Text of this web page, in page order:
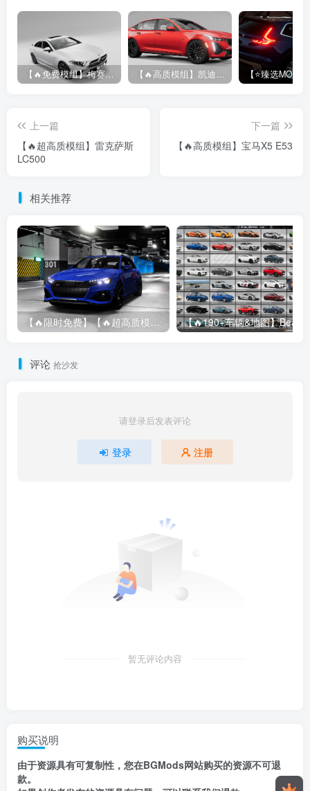
【🔥免费模组】梅赛德斯-奔驰CLS53 [免费] 【🔥高质模组】凯迪拉克 CT5 2020
上一篇
【🔥超高质模组】雷克萨斯
LC500
下一篇
【🔥高质模组】宝马X5 E53
相关推荐
【🔥限时免费】【🔥超高质模组】2022 奥迪 A4/S4/RS4 Avant 2.61
评论 抢沙发
请登录后发表评论
登录 注册
暂无评论内容
购买说明
由于资源具有可复制性， 您在BGMods网站购买的资源不可退
款。